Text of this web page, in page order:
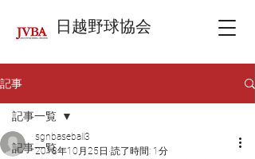
日越野球協会
記事
記事一覧
記事一覧
sgnbaseball3
2018年10月25日 読了時間: 1分